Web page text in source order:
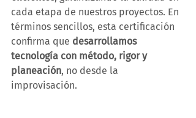
cada etapa de nuestros proyectos. En
términos sencillos, esta certificación
confirma que desarrollamos
tecnología con método, rigor y
planeación, no desde la
improvisación.